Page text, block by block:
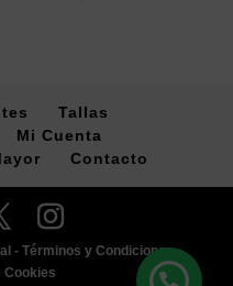
Tallas
Mi Cuenta
Contacto
-Términos y Condiciones -
Cookies